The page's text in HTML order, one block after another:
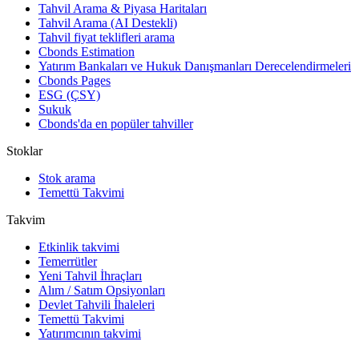
Tahvil Arama & Piyasa Haritaları
Tahvil Arama (AI Destekli)
Tahvil fiyat teklifleri arama
Cbonds Estimation
Yatırım Bankaları ve Hukuk Danışmanları Derecelendirmeleri
Cbonds Pages
ESG (ÇSY)
Sukuk
Cbonds'da en popüler tahviller
Stoklar
Stok arama
Temettü Takvimi
Takvim
Etkinlik takvimi
Temerrütler
Yeni Tahvil İhraçları
Alım / Satım Opsiyonları
Devlet Tahvili İhaleleri
Temettü Takvimi
Yatırımcının takvimi